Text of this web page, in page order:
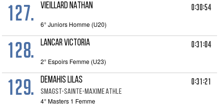
127. VIEILLARD NATHAN 0:30:54
6° Juniors Homme (U20)
128. LANCAR VICTORIA 0:31:04
2° Espoirs Femme (U23)
129. DEMAHIS LILAS
SMAGST-SAINTE-MAXIME ATHLE
0:31:21
4° Masters 1 Femme